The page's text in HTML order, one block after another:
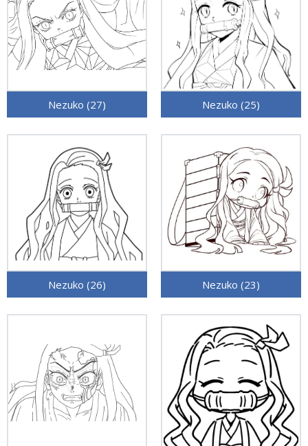
Nezuko (27) Nezuko (25)
Nezuko (26) Nezuko (23)